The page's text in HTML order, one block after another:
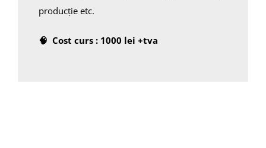
producție etc.
🧠 Cost curs : 1000 lei +tva